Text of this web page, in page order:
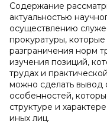
Содержание
актуальностью
осуществлению
прокуратуры,
разграничения норм
изучения позиций,
трудах и
можно сделать вывод
особенностей,
структуре и
иных лиц.